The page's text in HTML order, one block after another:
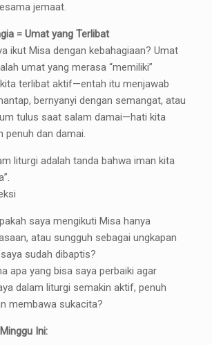
jemaat.
= Umat yang Terlibat
ikut Misa dengan kebahagiaan? Umat
umat yang merasa “memiliki”
terlibat aktif—entah itu menjawab
bernyanyi dengan semangat, atau
tulus saat salam damai—hati kita
penuh dan damai.
liturgi adalah tanda bahwa iman kita
saya mengikuti Misa hanya
atau sungguh sebagai ungkapan
sudah dibaptis?
apa yang bisa saya perbaiki agar
dalam liturgi semakin aktif, penuh
membawa sukacita?
Ini: